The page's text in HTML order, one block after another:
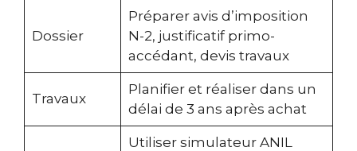
Dossier
Préparer avis d’imposition
N-2, justificatif primo-
accédant, devis travaux
Travaux
Planifier et réaliser dans un
délai de 3 ans après achat
Utiliser simulateur ANIL